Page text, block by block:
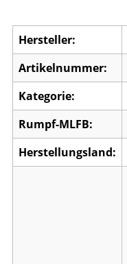
Hersteller:
Artikelnummer:
Kategorie:
Rumpf-MLFB:
Herstellungsland: